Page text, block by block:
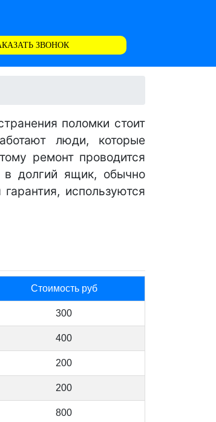
ЗВОНОК
поломки стоит
люди, которые
ремонт проводится
в долгий ящик, обычно
используются
Стоимость руб
300
400
200
200
800